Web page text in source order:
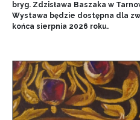
bryg. Zdzisława Baszaka w
Wystawa będzie dostępna dla
końca sierpnia 2026 roku.